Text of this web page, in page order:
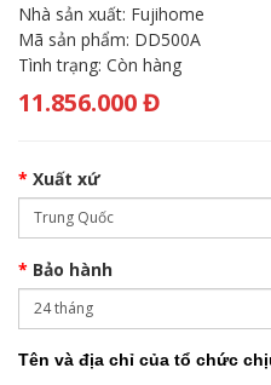
Nhà sản xuất: Fujihome
Mã sản phẩm: DD500A
Tình trạng: Còn hàng
11.856.000 Đ
Xuất xứ
Bảo hành
Tên và địa chỉ của tổ chức